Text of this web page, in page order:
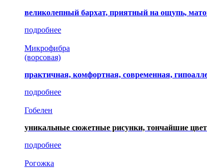
великолепный бархат, приятный на ощупь,
подробнее
Микрофибра
(ворсовая)
практичная, комфортная, современная,
подробнее
Гобелен
уникальные сюжетные рисунки, тончайшие
подробнее
Рогожка